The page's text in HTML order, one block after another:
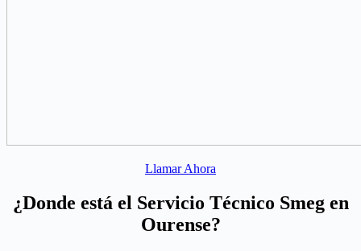
Llamar Ahora
¿Donde está el Servicio Técnico Smeg en
Ourense?